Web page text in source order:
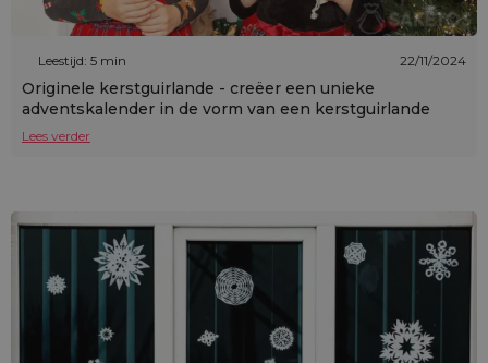
Leestijd: 5 min 22/11/2024
Originele kerstguirlande - creëer een unieke
adventskalender in de vorm van een kerstguirlande
Lees verder